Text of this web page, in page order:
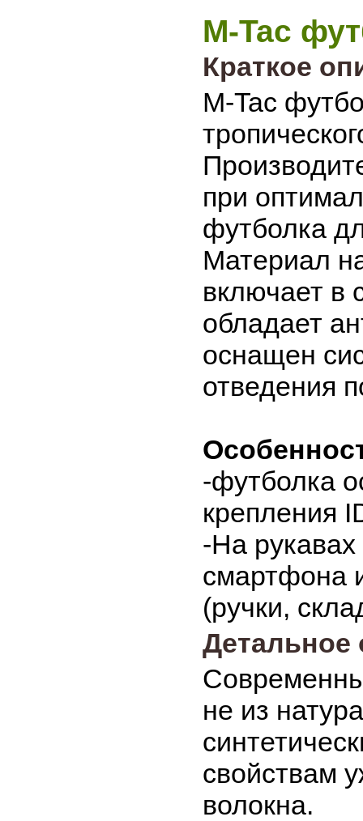
M-Tac
Краткое
M-Tac
при
футболка
Материал
включает в
обладает
оснащен
отведения
-футболка
крепления
-На
смартфона
(ручки,
Детальное
не из
свойствам
волокна.